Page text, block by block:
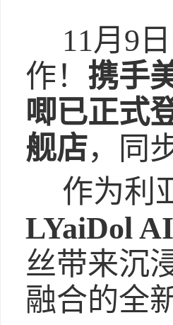
11月9
作！ 携手
唧已正式
舰店，同
作为利
LYaiDol
丝带来沉
融合的全